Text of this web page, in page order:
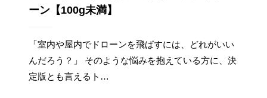
ーン【100g未満】
「室内や屋内でドローンを飛ばすには、どれがいい
んだろう？」 そのような悩みを抱えている方に、決
定版とも言えるト…